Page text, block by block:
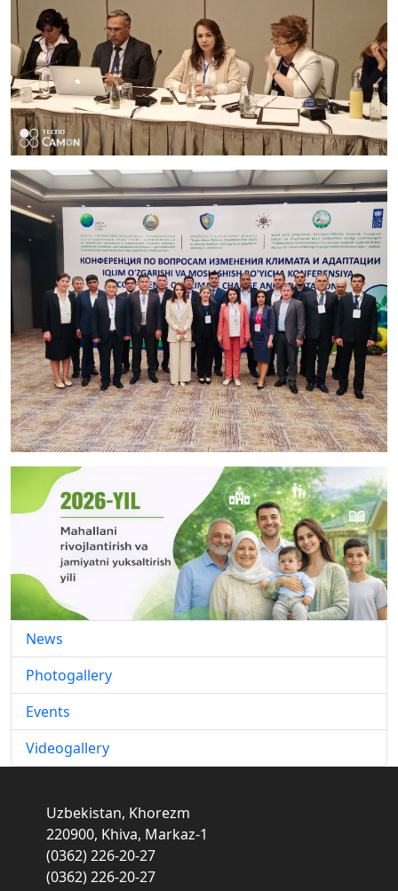
News
Photogallery
Events
Videogallery
Uzbekistan, Khorezm
220900, Khiva, Markaz-1
(0362) 226-20-27
(0362) 226-20-27